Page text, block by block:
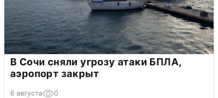
В Сочи сняли угрозу атаки БПЛА,
аэропорт закрыт
6 августа 0